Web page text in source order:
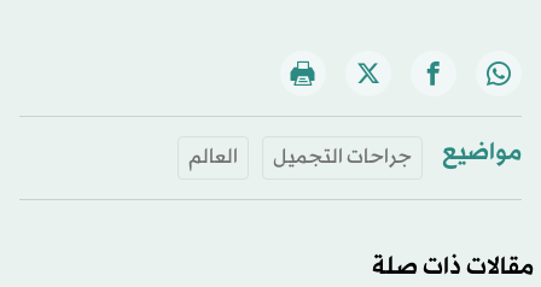
مواضيع جراحات التجميل العالم
مقالات ذات صلة